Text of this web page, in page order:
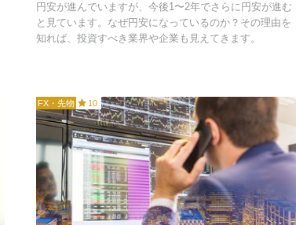
円安が進んでいますが、今後1〜2年でさらに円安が進む
と見ています。なぜ円安になっているのか？その理由を
知れば、投資すべき業界や企業も見えてきます。
FX・先物 10